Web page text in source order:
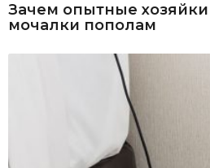
Зачем опытные
мочалки пополам